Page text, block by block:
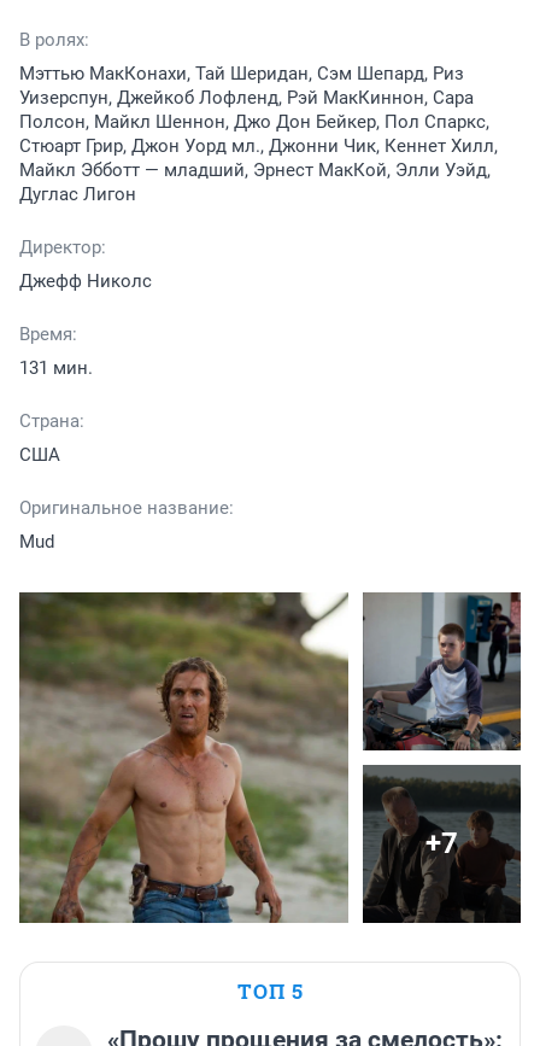
В ролях:
Мэттью МакКонахи, Тай Шеридан, Сэм Шепард, Риз
Уизерспун, Джейкоб Лофленд, Рэй МакКиннон, Сара
Полсон, Майкл Шеннон, Джо Дон Бейкер, Пол Спаркс,
Стюарт Грир, Джон Уорд мл., Джонни Чик, Кеннет Хилл,
Майкл Эбботт — младший, Эрнест МакКой, Элли Уэйд,
Дуглас Лигон
Директор:
Джефф Николс
Время:
131 мин.
Страна:
США
Оригинальное название:
Mud
+7
ТОП 5
«Прошу прощения за смелость»: